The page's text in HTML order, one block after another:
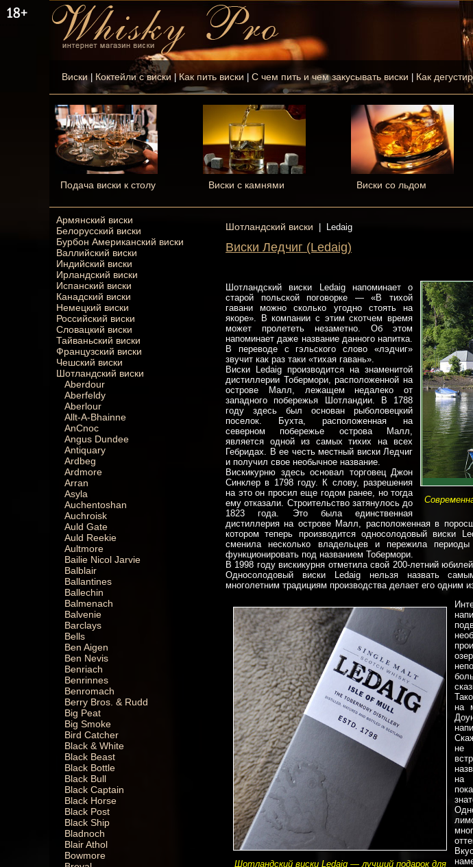
Виски| Коктейли с виски |Как пить виски С чем пить и чем закусывать виски Как
Подача виски к столу Виски с камнями Виски со льдом
Армянский виски
Белорусский виски
Бурбон Американский виски
Валлийский виски
Индийский виски
Ирландский виски
Испанский виски
Канадский виски
Немецкий виски
Российский виски
Словацкий виски
Тайваньский виски
Французский виски
Чешский виски
Шотландский виски
Aberdour
Aberfeldy
Aberlour
Allt-A-Bhainne
AnCnoc
Angus Dundee
Antiquary
Ardbeg
Ardmore
Arran
Asyla
Auchentoshan
Auchroisk
Auld Gate
Auld Reekie
Aultmore
Bailie Nicol Jarvie
Balblair
Ballantines
Ballechin
Balmenach
Balvenie
Barclays
Bells
Ben Aigen
Ben Nevis
Benriach
Benrinnes
Benromach
Berry Bros. & Rudd
Big Peat
Big Smoke
Bird Catcher
Black & White
Black Beast
Black Bottle
Black Bull
Black Captain
Black Horse
Black Post
Black Ship
Bladnoch
Blair Athol
Bowmore
Шотландский виски Ledaig
Виски Ледчиг (Ledaig)
Шотландский виски Ledaig напоминает о
старой польской поговорке — «В тихой
гавани можно сколько угодно стоять на
якоре». В компании с этим скотчем время
может пролететь незаметно. Об этом
напоминает даже название данного напитка.
В переводе с гэльского слово «лэдчиг»
звучит как раз таки «тихая гавань».
Виски Ledaig производится на знаменитой
дистиллерии Тобермори, расположенной на
острове Малл, лежащем недалеко от
западного побережья Шотландии. В 1788
году здесь был основан рыболовецкий
поселок. Бухта, расположенная на
северном побережье острова Малл,
является одной из самых тихих на всех
Гебридах. В ее честь местный виски Ледчиг
и получил свое необычное название.
Вискикурню здесь основал торговец Джон
Синклер в 1798 году. К слову, разрешения
на это он просил еще годом ранее, но тогда
ему отказали. Строительство затянулось до
1823 года. Это была единственная
дистиллерия на острове Малл, расположенная в
котором теперь производится односолодовый виски
сменила несколько владельцев и пережила
функционировать под названием Тобермори.
В 1998 году вискикурня отметила свой 200-летний
Односолодовый виски Ledaig нельзя назвать
многолетним традициям производства делает его одним
Шотландский виски Ledaig — лучший подарок для
на
не
на